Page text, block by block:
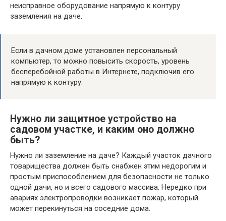
неисправное оборудование напрямую к контуру
заземления на даче.
Если в дачном доме установлен персональный
компьютер, то можно повысить скорость, уровень
бесперебойной работы в Интернете, подключив его
напрямую к контуру.
Нужно ли защитное устройство на
садовом участке, и каким оно должно
быть?
Нужно ли заземление на даче? Каждый участок дачного
товарищества должен быть снабжен этим недорогим и
простым приспособлением для безопасности не только
одной дачи, но и всего садового массива. Нередко при
авариях электропроводки возникает пожар, который
может перекинуться на соседние дома.